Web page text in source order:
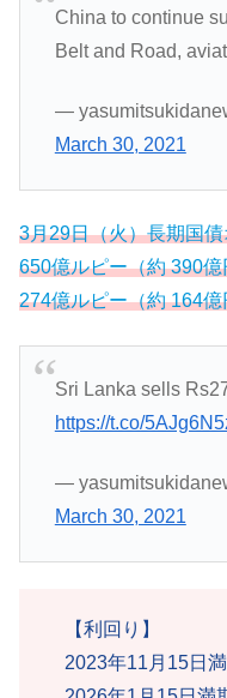
China to continue
Belt and Road,
—
March 30, 2021
3月29日（火）長期国
650億ルピー（約 390
274億ルピー（約 164
Sri Lanka sells
https://t.co/
—
March 30, 2021
【利回り】
2023年11月15日